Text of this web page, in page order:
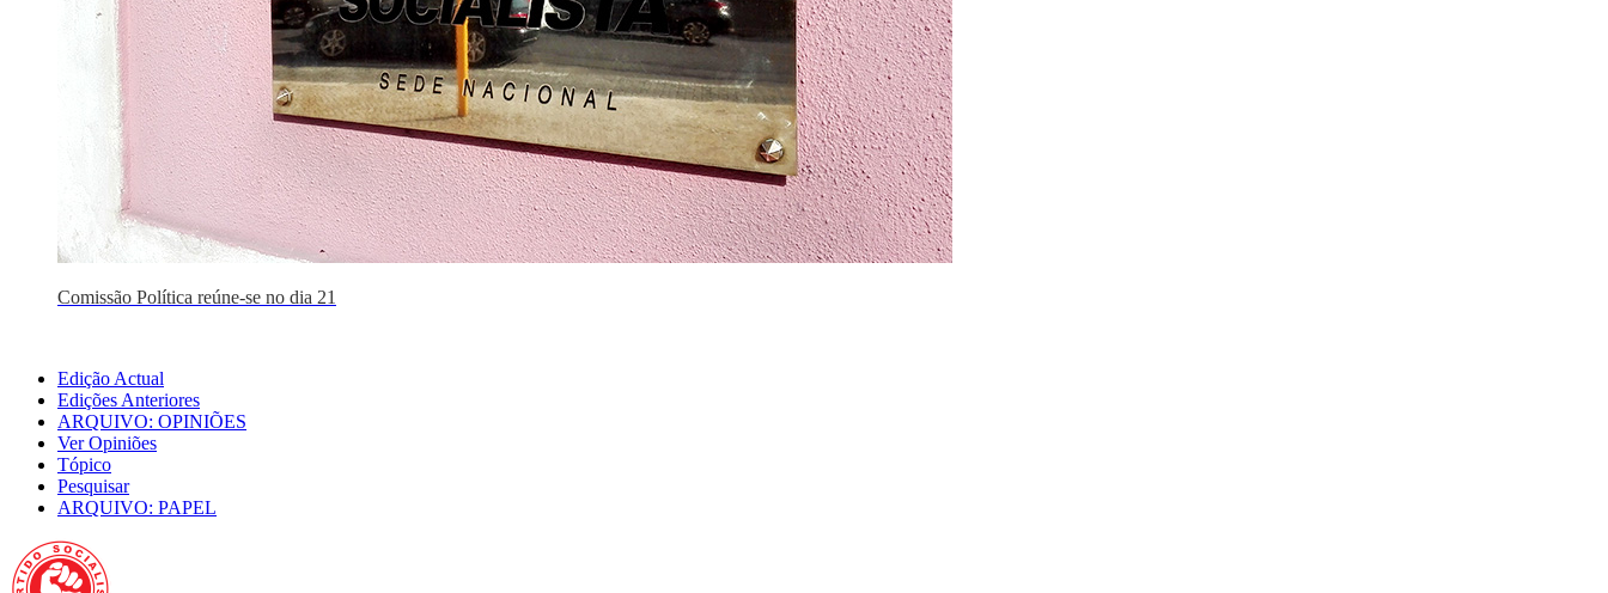
Comissão Política reúne-se no dia 21
Edição Actual
Edições Anteriores
ARQUIVO: OPINIÕES
Ver Opiniões
Tópico
Pesquisar
ARQUIVO: PAPEL